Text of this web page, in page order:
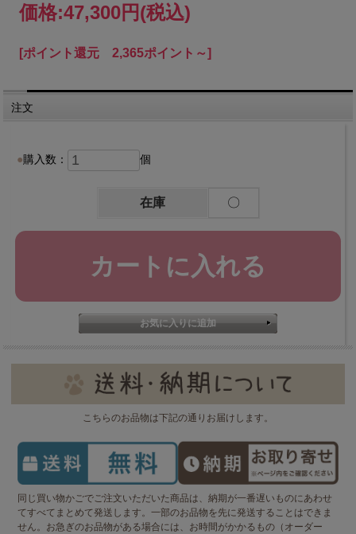
価格:47,300円(税込)
[ポイント還元 2,365ポイント～]
注文
購入数： 個
在庫 〇
こちらのお品物は下記の通りお届けします。
同じ買い物かごでご注文いただいた商品は、納期が一番遅いものにあわせ
てすべてまとめて発送します。一部のお品物を先に発送することはできま
せん。お急ぎのお品物がある場合には、お時間がかかるもの（オーダー